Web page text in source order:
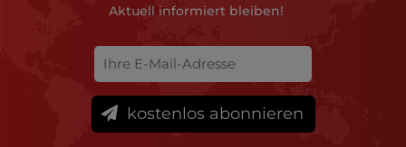
Aktuell informiert bleiben!
kostenlos abonnieren